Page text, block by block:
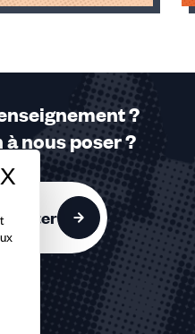
X Masquer le
?
nous poser ?